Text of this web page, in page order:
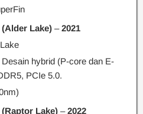
Lake) –2021
Desain hybrid (P-core dan E-
PCIe 5.0.
Lake) –2022